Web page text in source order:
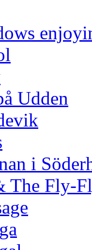
Udden
i
The Fly-